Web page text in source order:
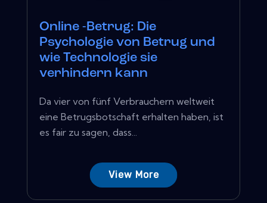
Online -Betrug: Die
Psychologie von Betrug und
wie Technologie sie
verhindern kann
Da vier von fünf Verbrauchern weltweit
eine Betrugsbotschaft erhalten haben, ist
es fair zu sagen, dass...
View More